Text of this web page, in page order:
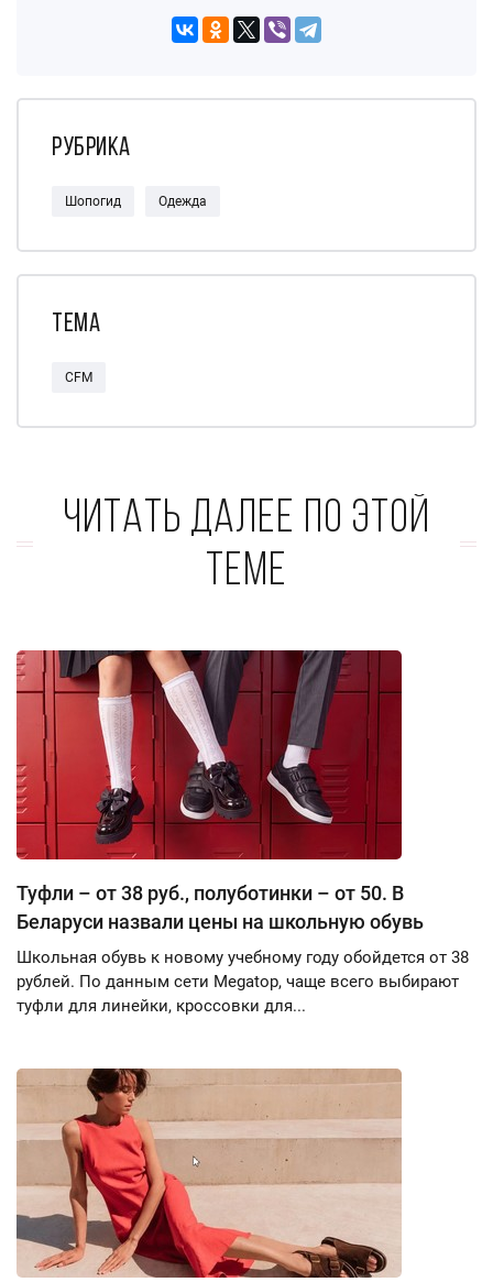
Рубрика
Шопогид Одежда
Тема
CFM
Читать далее по этой
теме
Туфли – от 38 руб., полуботинки – от 50. В
Беларуси назвали цены на школьную обувь
Школьная обувь к новому учебному году обойдется от 38
рублей. По данным сети Megatop, чаще всего выбирают
туфли для линейки, кроссовки для...